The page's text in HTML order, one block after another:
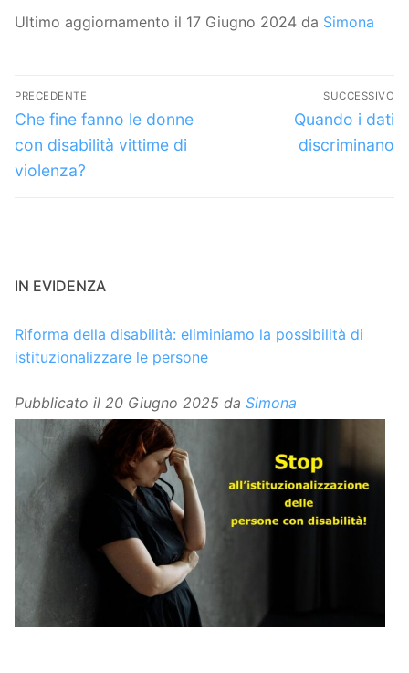
Ultimo aggiornamento il 17 Giugno 2024 da Simona
Navigazione
articoli
PRECEDENTE
Articolo
precedente:
Che fine fanno le donne
con disabilità vittime di
violenza?
SUCCESSIVO
Articolo
successivo:
Quando i dati
discriminano
IN EVIDENZA
Riforma della disabilità: eliminiamo la possibilità di
istituzionalizzare le persone
Pubblicato il 20 Giugno 2025 da Simona